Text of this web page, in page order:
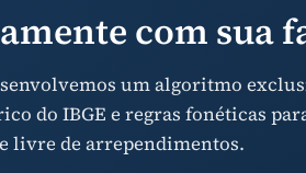
com sua
um algoritmo
do IBGE e regras fonéticas
livre de arrependimentos.